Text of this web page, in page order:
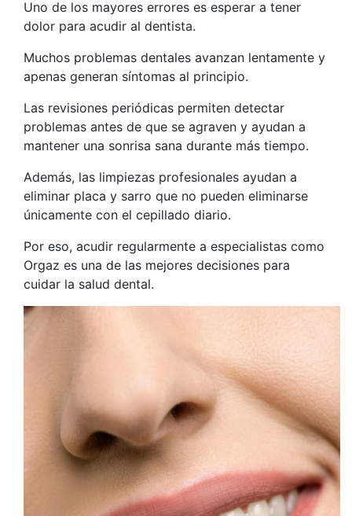
Uno de los mayores errores es esperar a tener
dolor para acudir al dentista.
Muchos problemas dentales avanzan lentamente y
apenas generan síntomas al principio.
Las revisiones periódicas permiten detectar
problemas antes de que se agraven y ayudan a
mantener una sonrisa sana durante más tiempo.
Además, las limpiezas profesionales ayudan a
eliminar placa y sarro que no pueden eliminarse
únicamente con el cepillado diario.
Por eso, acudir regularmente a especialistas como
Orgaz es una de las mejores decisiones para
cuidar la salud dental.